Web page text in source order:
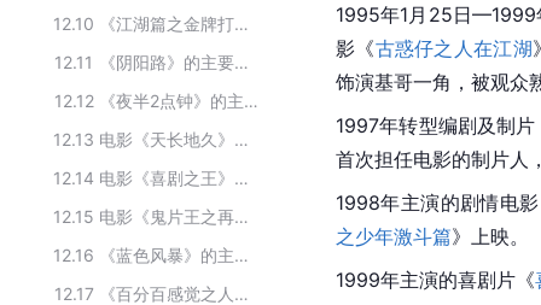
12.10
《江湖篇之金牌打手》的主要演员
12.11
《阴阳路》的主要演员
12.12
《夜半2点钟》的主要演员
12.13
电影《天长地久》主要演员
12.14
电影《喜剧之王》的主要演员
12.15
电影《鬼片王之再现凶榜》的主要参演人员
12.16
《蓝色风暴》的主要演员
12.17
《百分百感觉之人小鬼大》的主要演员
1995年1月25日—1999
影《古惑仔之人在江湖
饰演基哥一角，被观众
1997年转型编剧及制
首次担任电影的制片人
1998年主演的剧情电
之少年激斗篇》上映。
1999年主演的喜剧片《